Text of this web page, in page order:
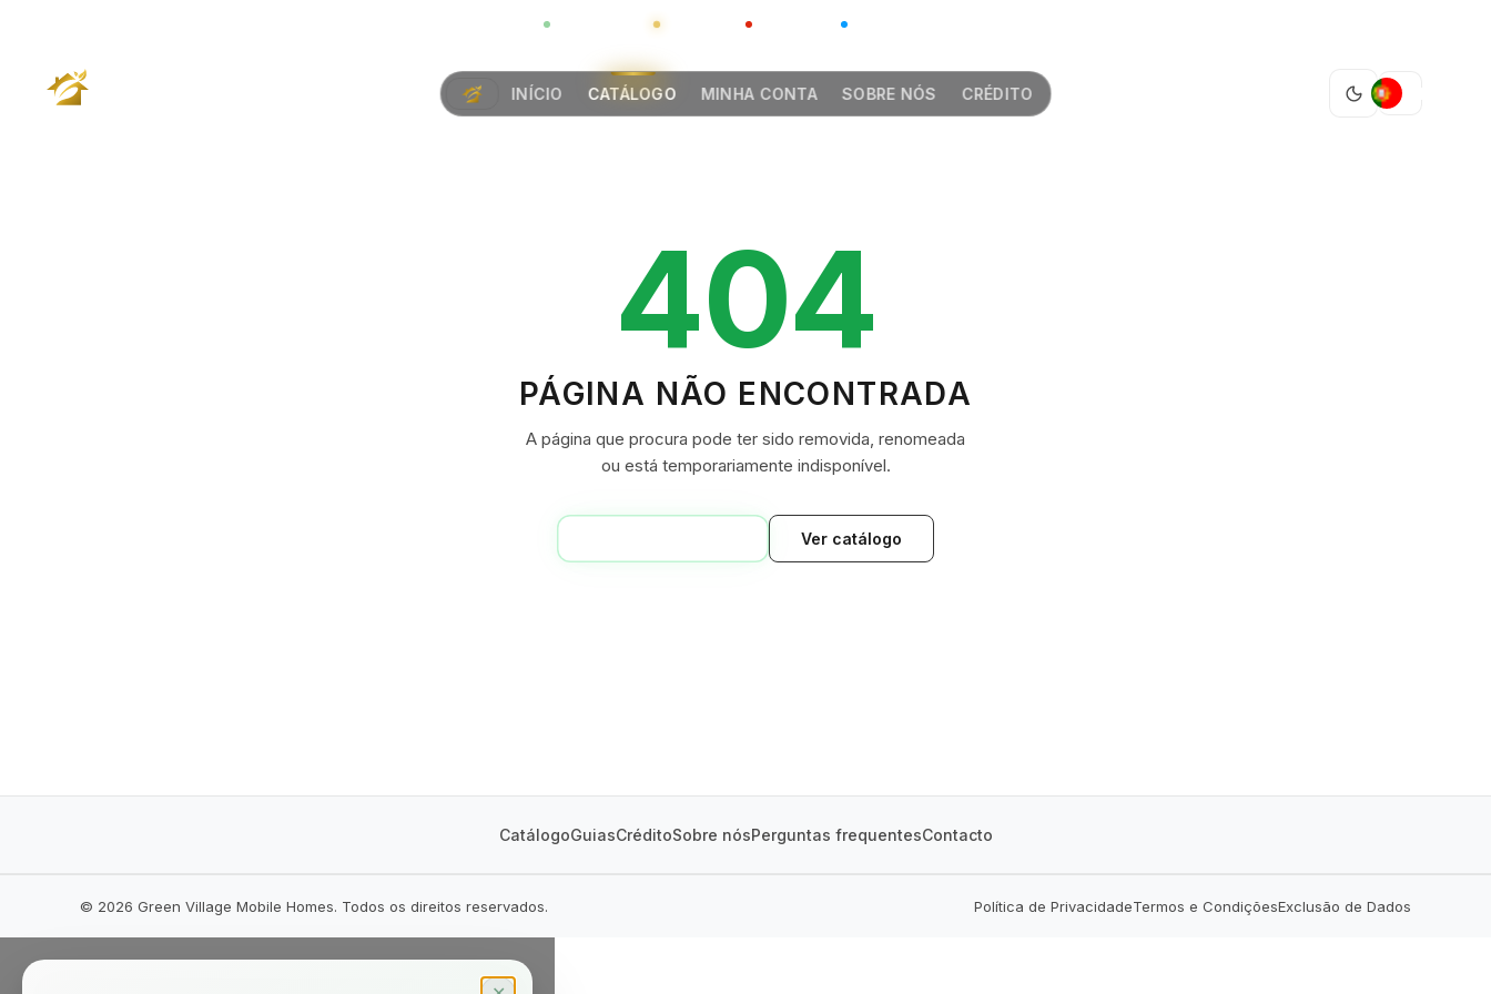
CHINA
INÍCIO CATÁLOGO MINHA CONTA SOBRE NÓS CRÉDITO
404
PÁGINA NÃO ENCONTRADA
A página que procura pode ter sido removida, renomeada
ou está temporariamente indisponível.
Ver catálogo
CatálogoGuiasCréditoSobre nósPerguntas frequentesContacto
© 2026 Green Village Mobile Homes. Todos os direitos reservados. Política de PrivacidadeTermos e CondiçõesExclusão de Dados